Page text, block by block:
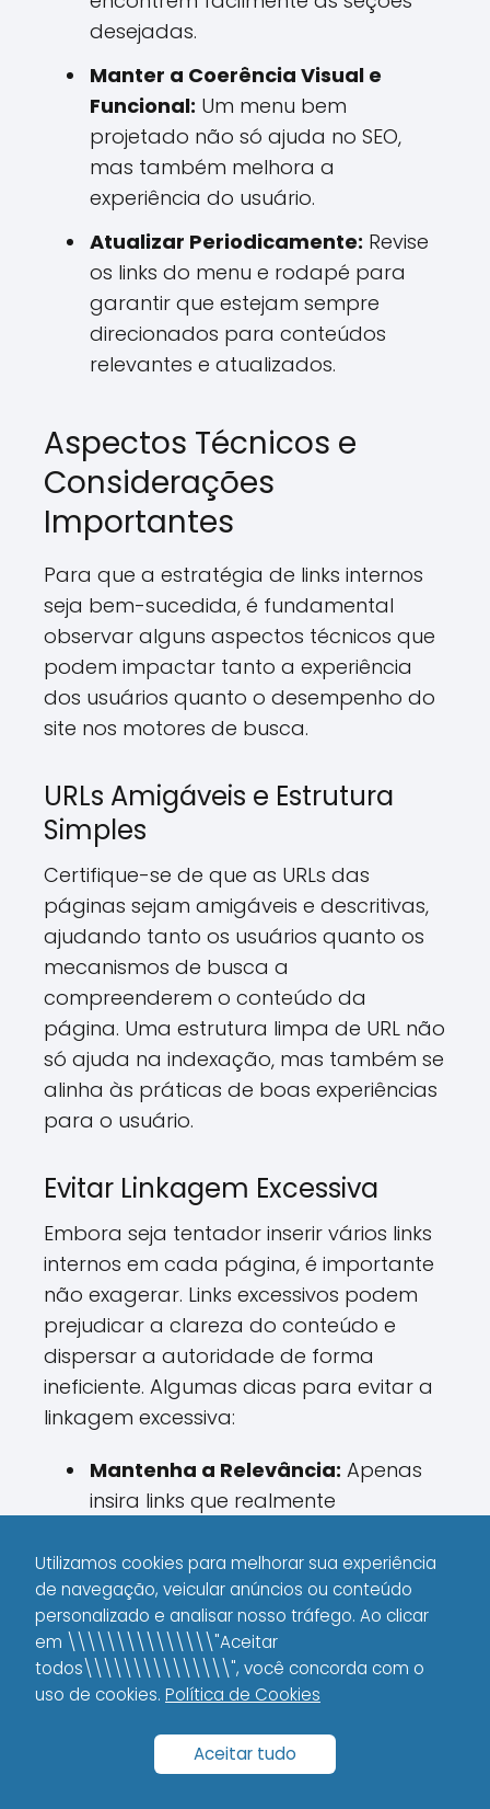
desejadas.
Manter a Coerência Visual e
Funcional: Um menu bem
projetado não só ajuda no SEO,
mas também melhora a
experiência do usuário.
Atualizar Periodicamente: Revise
os links do menu e rodapé para
garantir que estejam sempre
direcionados para conteúdos
relevantes e atualizados.
Aspectos Técnicos e
Considerações
Importantes
Para que a estratégia de links internos
seja bem-sucedida, é fundamental
observar alguns aspectos técnicos que
podem impactar tanto a experiência
dos usuários quanto o desempenho do
site nos motores de busca.
URLs Amigáveis e Estrutura
Simples
Certifique-se de que as URLs das
páginas sejam amigáveis e descritivas,
ajudando tanto os usuários quanto os
mecanismos de busca a
compreenderem o conteúdo da
página. Uma estrutura limpa de URL não
só ajuda na indexação, mas também se
alinha às práticas de boas experiências
para o usuário.
Evitar Linkagem Excessiva
Embora seja tentador inserir vários links
internos em cada página, é importante
não exagerar. Links excessivos podem
prejudicar a clareza do conteúdo e
dispersar a autoridade de forma
ineficiente. Algumas dicas para evitar a
linkagem excessiva:
Mantenha a Relevância: Apenas
insira links que realmente
Quantifique com Cuidado:Em
conteúdos extensos, considere
inserir links a cada 300-500
palavras, conforme a necessidade
e a relevância.
Priorize a Qualidade:Links
contextuais naturais e bem
Utilizamos cookies para melhorar sua experiência
de navegação, veicular anúncios ou conteúdo
personalizado e analisar nosso tráfego. Ao clicar
em \\\\\\\\\\\\\\\"Aceitar
todos\\\\\\\\\\\\\\\", você concorda com o
uso de cookies. Política de Cookies
Aceitar tudo